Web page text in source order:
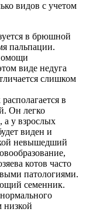
видов с учетом
в брюшной
пальпации.
виде недуга
слишком
в
Он легко
а у взрослых
виден и
невышедший
котов часто
патологиями.
семенник.
низкой